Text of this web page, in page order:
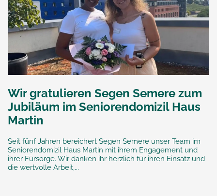
Wir gratulieren Segen Semere zum
Jubiläum im Seniorendomizil Haus
Martin
Seit fünf Jahren bereichert Segen Semere unser Team im
Seniorendomizil Haus Martin mit ihrem Engagement und
ihrer Fürsorge. Wir danken ihr herzlich für ihren Einsatz und
die wertvolle Arbeit,...